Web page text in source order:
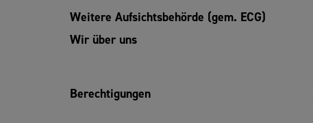
Weitere Aufsichtsbehörde (gem. ECG)
Wir über uns
Berechtigungen